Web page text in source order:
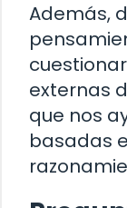
Además,
externas
que nos
basadas